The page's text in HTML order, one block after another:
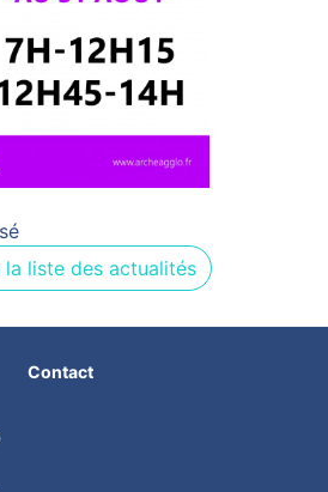
la liste des actualités
Contact